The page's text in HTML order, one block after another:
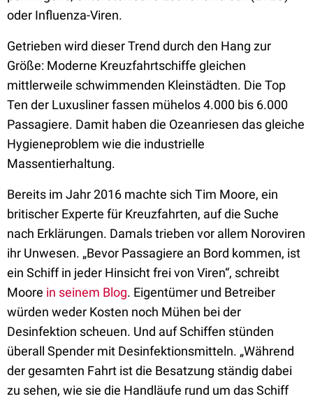
oder Influenza-Viren.
Getrieben wird dieser Trend durch den Hang zur
Größe: Moderne Kreuzfahrtschiffe gleichen
mittlerweile schwimmenden Kleinstädten. Die Top
Ten der Luxusliner fassen mühelos 4.000 bis 6.000
Passagiere. Damit haben die Ozeanriesen das gleiche
Hygieneproblem wie die industrielle
Massentierhaltung.
Bereits im Jahr 2016 machte sich Tim Moore, ein
britischer Experte für Kreuzfahrten, auf die Suche
nach Erklärungen. Damals trieben vor allem Noroviren
ihr Unwesen. „Bevor Passagiere an Bord kommen, ist
ein Schiff in jeder Hinsicht frei von Viren“, schreibt
Moore in seinem Blog. Eigentümer und Betreiber
würden weder Kosten noch Mühen bei der
Desinfektion scheuen. Und auf Schiffen stünden
überall Spender mit Desinfektionsmitteln. „Während
der gesamten Fahrt ist die Besatzung ständig dabei
zu sehen, wie sie die Handläufe rund um das Schiff